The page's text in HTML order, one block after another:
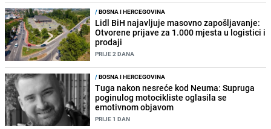
/BOSNA I HERCEGOVINA
Lidl BiH najavljuje masovno zapošljavanje:
Otvorene prijave za 1.000 mjesta u logistici i
prodaji
PRIJE 2 DANA
/BOSNA I HERCEGOVINA
Tuga nakon nesreće kod Neuma: Supruga
poginulog motocikliste oglasila se
emotivnom objavom
PRIJE 1 DAN